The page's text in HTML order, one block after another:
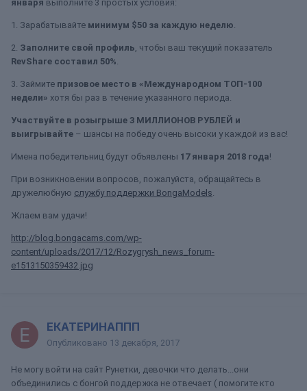
января выполните 3 простых условия:
1. Зарабатывайте минимум $50 за каждую неделю.
2. Заполните свой профиль, чтобы ваш текущий показатель
RevShare составил 50%.
3. Займите призовое место в «Международном ТОП-100
недели» хотя бы раз в течение указанного периода.
Участвуйте в розыгрыше 3 МИЛЛИОНОВ РУБЛЕЙ и
выигрывайте – шансы на победу очень высоки у каждой из вас!
Имена победительниц будут объявлены 17 января 2018 года!
При возникновении вопросов, пожалуйста, обращайтесь в
дружелюбную службу поддержки BongaModels.
Жлаем вам удачи!
http://blog.bongacams.com/wp-
content/uploads/2017/12/Rozygrysh_news_forum-
e1513150359432.jpg
ЕКАТЕРИНАППП
Опубликовано 13 декабря, 2017
Не могу войти на сайт Рунетки, девочки что делать...они
объединились с бонгой поддержка не отвечает ( помогите кто